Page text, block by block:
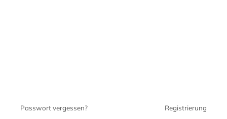
Passwort vergessen? Registrierung